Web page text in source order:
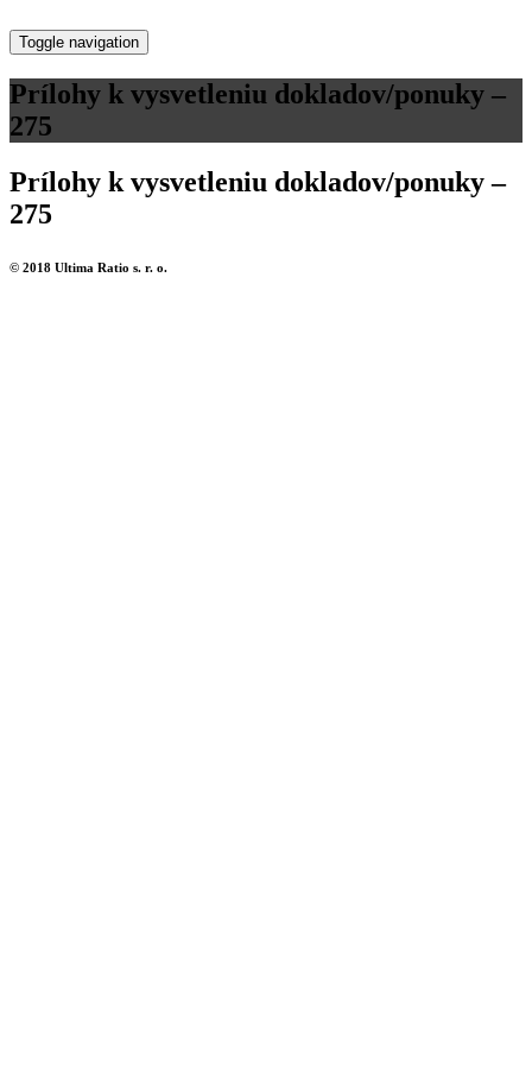
Toggle navigation
Prílohy k vysvetleniu dokladov/ponuky –
275
Prílohy k vysvetleniu dokladov/ponuky –
275
© 2018 Ultima Ratio s. r. o.